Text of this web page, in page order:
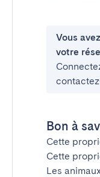
Vous
votre
Bon à
Cette
Cette
Les